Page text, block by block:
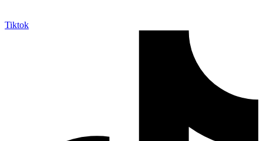
Tiktok